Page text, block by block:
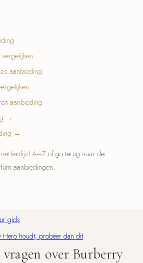
aanbieding
aanbieding
→
→
A–Zof ga terug naar de
aanbiedingen.
gids
Hero houdt, probeer dan dit
vragen over Burberry